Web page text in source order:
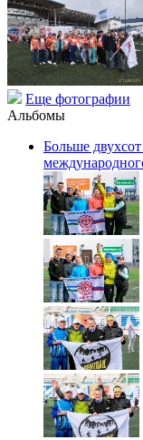
Еще фотографии
Альбомы
Больше